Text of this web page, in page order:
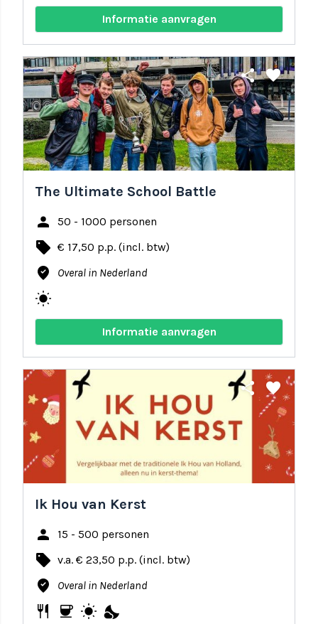
Informatie aanvragen
share favorite
The Ultimate School Battle
person 50 - 1000 personen
local_offer € 17,50 p.p. (incl. btw)
where_to_vote Overal in Nederland
wb_sunny
Informatie aanvragen
share favorite
Ik Hou van Kerst
person 15 - 500 personen
local_offer v.a. € 23,50 p.p. (incl. btw)
where_to_vote Overal in Nederland
restaurant coffee wb_sunny nights_stay